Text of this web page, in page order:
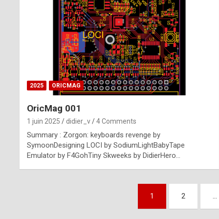
2025 ORICMAG
OricMag 001
1 juin 2025 didier_v 4 Comments
Summary : Zorgon: keyboards revenge by
SymoonDesigning LOCI by SodiumLightBabyTape
Emulator by F4GohTiny Skweeks by DidierHero…
1 2 …